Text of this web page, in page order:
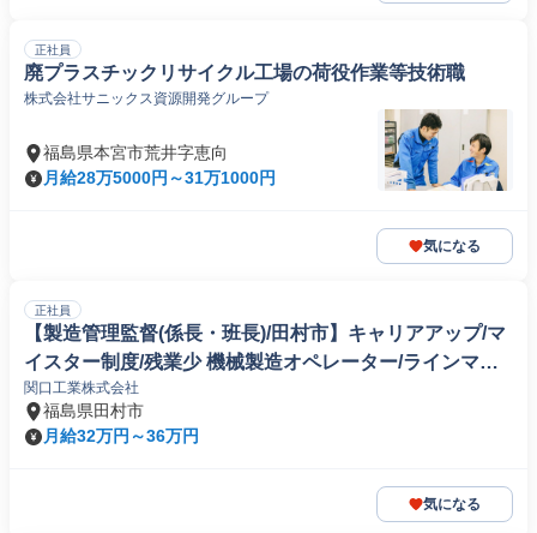
正社員
廃プラスチックリサイクル工場の荷役作業等技術職
株式会社サニックス資源開発グループ
福島県本宮市荒井字恵向
月給28万5000円～31万1000円
気になる
正社員
【製造管理監督(係長・班長)/田村市】キャリアアップ/マ
イスター制度/残業少 機械製造オペレーター/ラインマネ
ージャー
関口工業株式会社
福島県田村市
月給32万円～36万円
気になる